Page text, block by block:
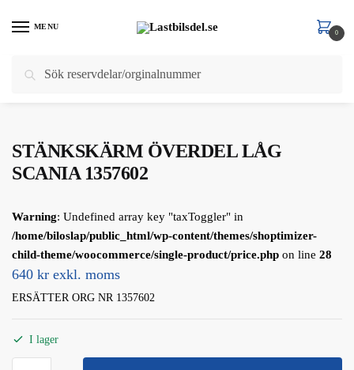
MENU
efter:
0
Hem Scania / Scania 7 Serie / STÄNKSKÄRM /FÄSTE/STAG
STÄNKSKÄRM ÖVERDEL LÅG
SCANIA 1357602
Warning: Undefined array key "taxToggler" in
/home/biloslap/public_html/wp-content/themes/shoptimizer-
child-theme/woocommerce/single-product/price.php on line 28
640 kr exkl. moms
ERSÄTTER ORG NR 1357602
I lager